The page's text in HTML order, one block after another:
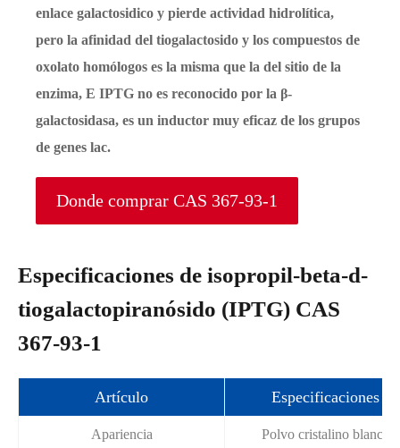
enlace galactosidico y pierde actividad hidrolítica,
pero la afinidad del tiogalactosido y los compuestos de
oxolato homólogos es la misma que la del sitio de la
enzima, E IPTG no es reconocido por la β-
galactosidasa, es un inductor muy eficaz de los grupos
de genes lac.
Donde comprar CAS 367-93-1
Especificaciones de isopropil-beta-d-
tiogalactopiranósido (IPTG) CAS
367-93-1
Artículo Especificaciones
Apariencia Polvo cristalino blanco